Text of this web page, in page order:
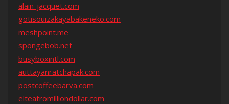
alain-jacquet.com
gotisouizakayabakeneko.com
meshpoint.me
spongebob.net
busyboxintl.com
auttayanratchapak.com
postcoffeebarva.com
elteatromilliondollar.com